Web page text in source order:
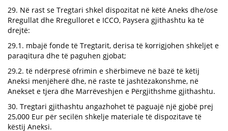
29. Në rast se Tregtari shkel dispozitat në këtë Aneks dhe/ose
Rregullat dhe Rregulloret e ICCO, Paysera gjithashtu ka të
drejtë:
29.1. mbajë fonde të Tregtarit, derisa të korrigjohen shkeljet e
paraqitura dhe të paguhen gjobat;
29.2. të ndërpresë ofrimin e shërbimeve në bazë të këtij
Aneksi menjëherë dhe, në raste të jashtëzakonshme, në
Anekset e tjera dhe Marrëveshjen e Përgjithshme gjithashtu.
30. Tregtari gjithashtu angazhohet të paguajë një gjobë prej
25,000 Eur për secilën shkelje materiale të dispozitave të
këstij Aneksi.